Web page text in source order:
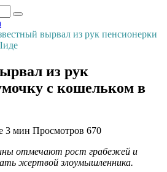
вырвал из рук пенсионерки
из рук
с кошельком в
3 мин Просмотров 670
отмечают рост грабежей и
жертвой злоумышленника.